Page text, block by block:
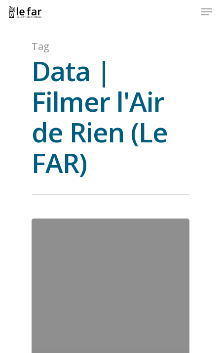
Skip
Tag
Data |
Filmer l'Air
de Rien (Le
FAR)